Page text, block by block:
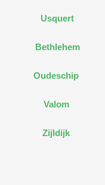
Usquert
Bethlehem
Oudeschip
Valom
Zijldijk